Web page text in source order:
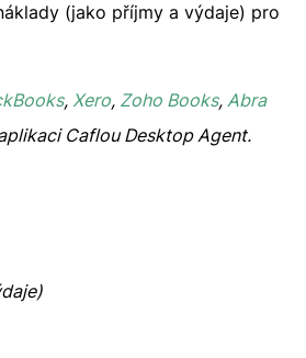
(jako příjmy a výdaje) pro
, Xero, Zoho Books, Abra
Caflou Desktop Agent.